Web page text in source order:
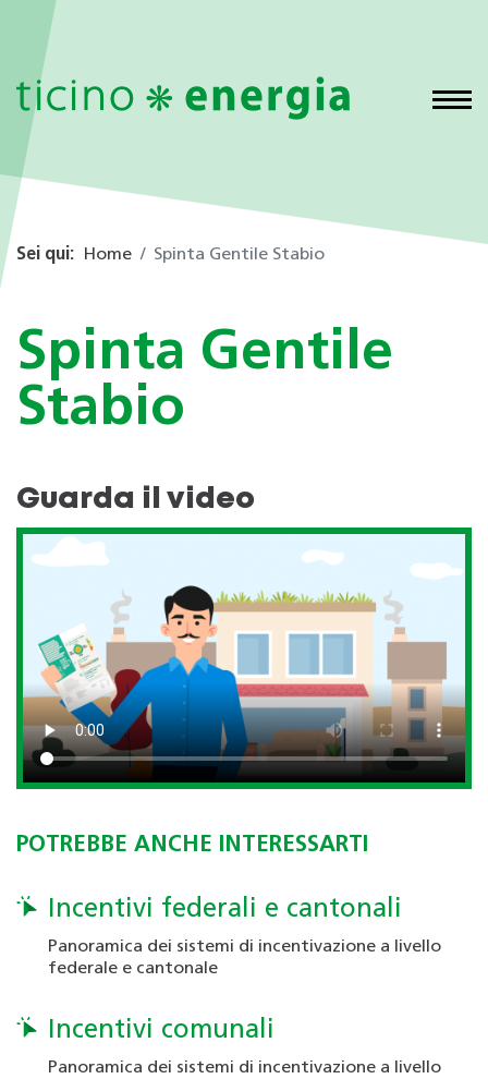
Sei qui: Home Spinta Gentile Stabio
Spinta Gentile
Stabio
Guarda il video
POTREBBE ANCHE INTERESSARTI
Incentivi federali e cantonali
Panoramica dei sistemi di incentivazione a livello
federale e cantonale
Incentivi comunali
Panoramica dei sistemi di incentivazione a livello